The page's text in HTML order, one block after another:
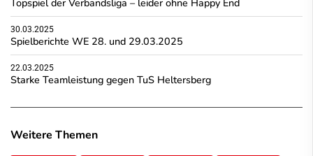
Topspiel der Verbandsliga – leider ohne Happy End
30.03.2025
Spielberichte WE 28. und 29.03.2025
22.03.2025
Starke Teamleistung gegen TuS Heltersberg
Weitere Themen